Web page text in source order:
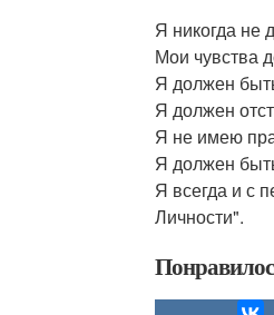
Я никогда не
Мои чувства
Я должен
Я должен
Я не имею
Я должен
Я всегда и с
Личности".